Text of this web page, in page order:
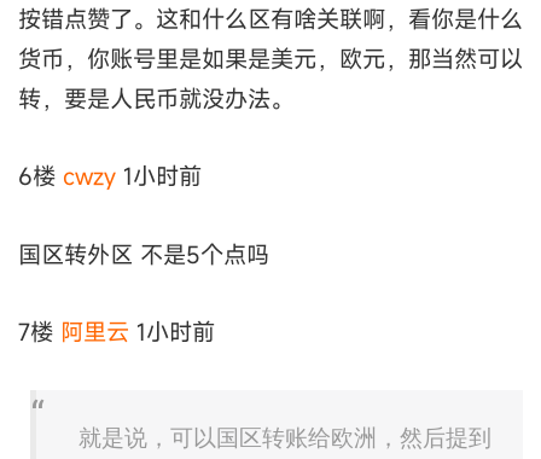
按错点赞了。这和什么区有啥关联啊，看你是什么
货币，你账号里是如果是美元，欧元，那当然可以
转，要是人民币就没办法。
6楼 cwzy 1小时前
国区转外区 不是5个点吗
7楼 阿里云 1小时前
就是说，可以国区转账给欧洲，然后提到